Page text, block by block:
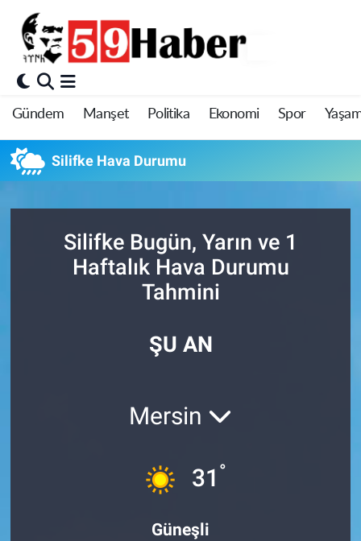
Gündem Manşet Politika Ekonomi Spor
Silifke Hava Durumu
Silifke Bugün, Yarın ve 1
Haftalık Hava Durumu
Tahmini
ŞU AN
Mersin
31 °
Güneşli